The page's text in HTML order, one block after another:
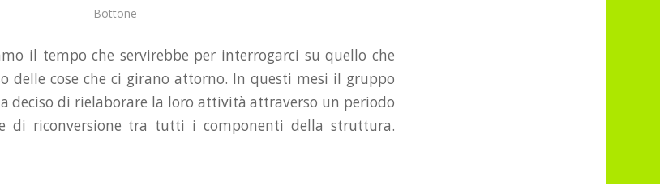
Bottone
il tempo che servirebbe per interrogarci su quello che
delle cose che ci girano attorno. In questi mesi il gruppo
deciso di rielaborare la loro attività attraverso un periodo
di riconversione tra tutti i componenti della struttura.